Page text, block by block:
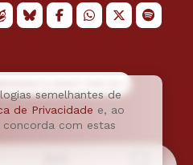
semelhantes de
de Privacidade e, ao
concorda com estas